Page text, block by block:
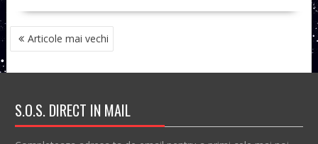
NAVIGARE
ÎN Articole mai vechi
S.O.S. DIRECT IN MAIL